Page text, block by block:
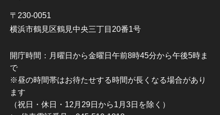
〒230-0051
横浜市鶴見区鶴見中央三丁目20番1号
開庁時間：月曜日から金曜日午前8時45分から午後5時ま
で
※昼の時間帯はお待たせする時間が長くなる場合があり
ます
（祝日・休日・12月29日から1月3日を除く）